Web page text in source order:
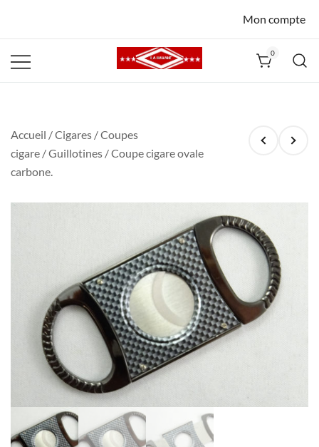
Mon compte
0
Accueil /Cigares /Coupes
cigare /Guillotines / Coupe cigare ovale
carbone.